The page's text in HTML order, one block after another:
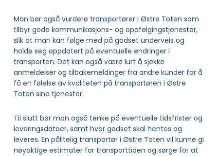
Man bør også vurdere transportører i Østre Toten som
tilbyr gode kommunikasjons- og oppfølgingstjenester,
slik at man kan følge med på godset underveis og
holde seg oppdatert på eventuelle endringer i
transporten. Det kan også være lurt å sjekke
anmeldelser og tilbakemeldinger fra andre kunder for å
få en følelse av kvaliteten på transportøren i Østre
Toten sine tjenester.
Til slutt bør man også tenke på eventuelle tidsfrister og
leveringsdatoer, samt hvor godset skal hentes og
leveres. En pålitelig transportør i Østre Toten vil kunne gi
nøyaktige estimater for transporttiden og sørge for at